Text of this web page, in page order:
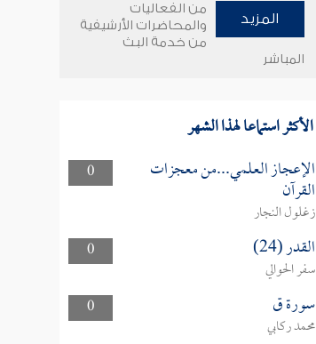
المزيد
من الفعاليات
والمحاضرات الأرشيفية
من خدمة البث
المباشر
الأكثر استماعا لهذا الشهر
0 الإعجاز العلمي...من معجزات
القرآن
زغلول النجار
0
القدر (24)
سفر الحوالي
0
سورة ق
محمد ركابي